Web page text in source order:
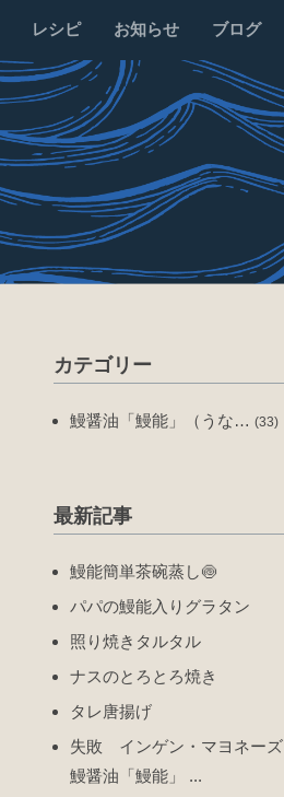
レシピ お知らせ ブログ
カテゴリー
鰻醤油「鰻能」（うな… (33)
最新記事
鰻能簡単茶碗蒸し🍥
パパの鰻能入りグラタン
照り焼きタルタル
ナスのとろとろ焼き
タレ唐揚げ
失敗 インゲン・マヨネーズ
鰻醤油「鰻能」 ...